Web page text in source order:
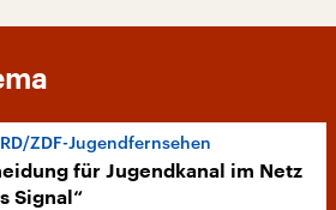
ZDF-Jugendfernsehen
für Jugendkanal im Netz
Signal“